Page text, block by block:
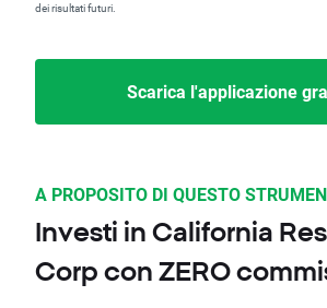
dei risultati futuri.
Scarica l'applicazione
A PROPOSITO DI QUESTO
Investi in California
Corp con ZERO